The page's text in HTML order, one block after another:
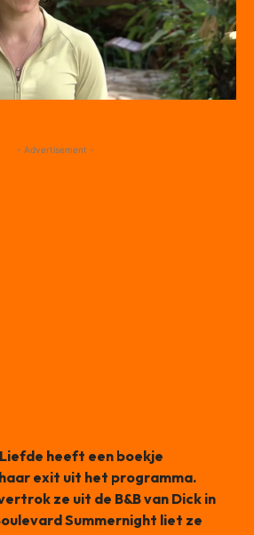
- Advertisement -
Liefde heeft een boekje
exit uit het programma.
ze uit de B&B van Dick in
Summernight liet ze